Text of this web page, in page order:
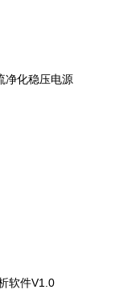
净化稳压电源
软件V1.0